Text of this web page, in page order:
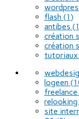
flash (1)
antibes
création
création
tutoriaux
logeen
freelance
site